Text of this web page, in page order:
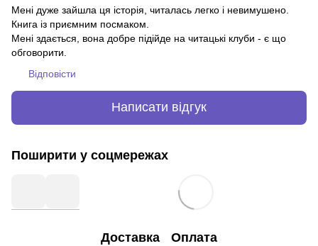
Мені дуже зайшла ця історія, читалась легко і невимушено.
Книга із приємним посмаком.
Мені здається, вона добре підійде на читацькі клуби - є що
обговорити.
Відповісти
Написати відгук
Поширити у соцмережах
Доставка Оплата